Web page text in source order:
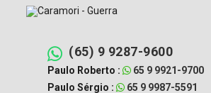
(65) 9 9287-9600
Paulo Roberto :
65 9 9921-9700
Paulo Sérgio :
65 9 9987-5591
Filtrar busca